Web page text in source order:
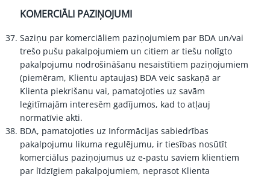
KOMERCIĀLI PAZIŅOJUMI
Saziņu par komerciāliem paziņojumiem par BDA un/vai
trešo pušu pakalpojumiem un citiem ar tiešu nolīgto
pakalpojumu nodrošināšanu nesaistītiem paziņojumiem
(piemēram, Klientu aptaujas) BDA veic saskaņā ar
Klienta piekrišanu vai, pamatojoties uz savām
leģitīmajām interesēm gadījumos, kad to atļauj
normatīvie akti.
BDA, pamatojoties uz Informācijas sabiedrības
pakalpojumu likuma regulējumu, ir tiesības nosūtīt
komerciālus paziņojumus uz e-pastu saviem klientiem
par līdzīgiem pakalpojumiem, neprasot Klienta